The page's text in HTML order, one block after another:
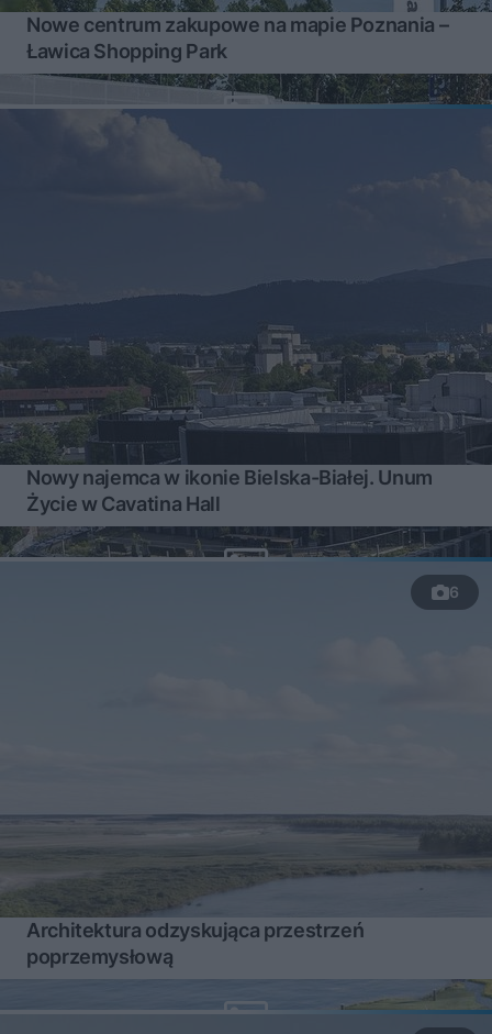
Nowe centrum zakupowe na mapie Poznania –
Ławica Shopping Park
Nowy najemca w ikonie Bielska-Białej. Unum
Życie w Cavatina Hall
6
Architektura odzyskująca przestrzeń
poprzemysłową